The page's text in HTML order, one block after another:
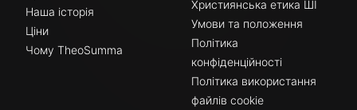
Наша історія
Ціни
Чому TheoSumma
Християнська етика ШІ
Умови та положення
Політика
конфіденційності
Політика використання
файлів cookie